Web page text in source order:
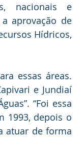
nacionais e
aprovação de
Hídricos,
essas áreas.
e Jundiaí
“Foi essa
1993, depois o
atuar de forma